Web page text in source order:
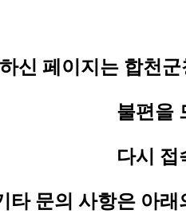
신 페이지는 합천
불편을
다시 접
타 문의 사항은 아